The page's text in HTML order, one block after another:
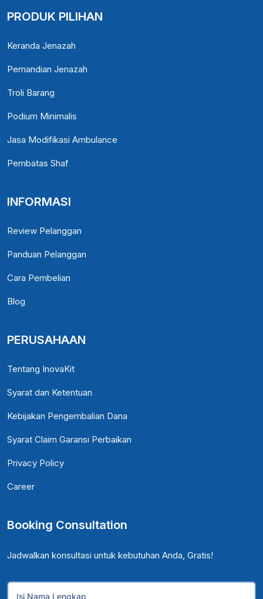
PRODUK PILIHAN
Keranda Jenazah
Pemandian Jenazah
Troli Barang
Podium Minimalis
Jasa Modifikasi Ambulance
Pembatas Shaf
INFORMASI
Review Pelanggan
Panduan Pelanggan
Cara Pembelian
Blog
PERUSAHAAN
Tentang InovaKit
Syarat dan Ketentuan
Kebijakan Pengembalian Dana
Syarat Claim Garansi Perbaikan
Privacy Policy
Career
Booking Consultation
Jadwalkan konsultasi untuk kebutuhan Anda, Gratis!